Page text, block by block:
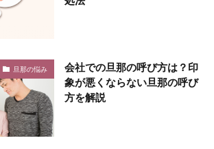
旦那の悩み
会社での旦那の呼び方は？印
象が悪くならない旦那の呼び
方を解説